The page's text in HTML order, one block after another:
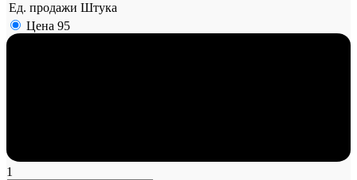
Ед. продажи Штука
Цена 95
1